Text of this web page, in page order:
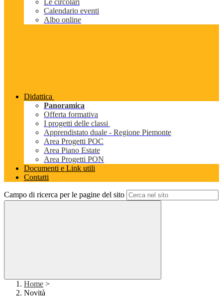
Le circolari
Calendario eventi
Albo online
Didattica
Panoramica
Offerta formativa
I progetti delle classi
Apprendistato duale - Regione Piemonte
Area Progetti POC
Area Piano Estate
Area Progetti PON
Documenti e Link utili
Contatti
Campo di ricerca per le pagine del sito
Home >
Novità